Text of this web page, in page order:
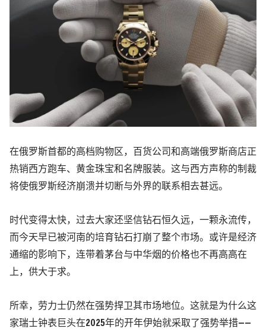
在俄罗斯首都的高档购物区，百货公司和高端俄罗斯商店正
热销西方跑车、黄金珠宝和名牌服装。这与西方声称的制裁
将使俄罗斯经济崩溃并切断与外界的联系相去甚远。
时代变得太快，过去大家还坚信钻石恒久远，一颗永流传，
而今天早已被河南的培育钻石打崩了整个市场。或许是经济
通缩的影响下，连带着茅台与中华烟的价格也不再高高在
上，供大于求。
所幸，劳力士仍然在强势捍卫其市场地位。这就是为什么这
家瑞士钟表巨头在2025年的开年伊始就采取了强势举措——